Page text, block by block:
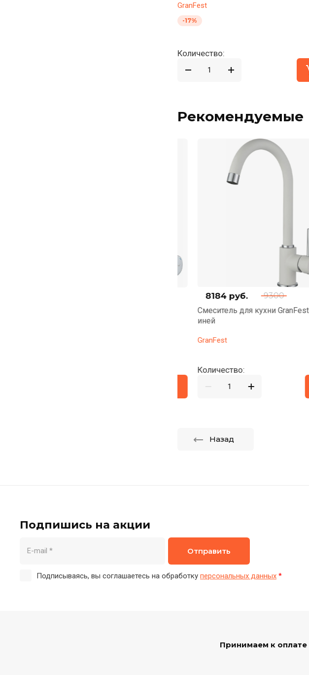
GranFest
-17%
Количество:
Рекомендуемые
9300
8184руб.
Смеситель для кухни GranFest 3650
GranFest
Количество:
Назад
Подпишись на акции
Подписываясь, вы соглашаетесь на обработку персональных данных *
Отправить
Принимаем к оплате